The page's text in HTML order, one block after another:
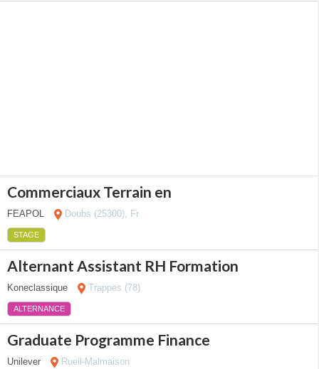
Commerciaux Terrain en
FEAPOL Doubs (25300), Fr
STAGE
Alternant Assistant RH Formation
Koneclassique Trappes (78)
ALTERNANCE
Graduate Programme Finance
Unilever Rueil-Malmaison